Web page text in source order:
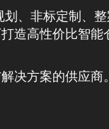
、非标定制、
造高性价比智能
决方案的供应商。